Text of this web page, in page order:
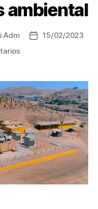
ambiental
Adm
Fecha15/02/2023
en
Zegarra
Reategui
denuncia
lucha
contra
la
crisis
ambiental